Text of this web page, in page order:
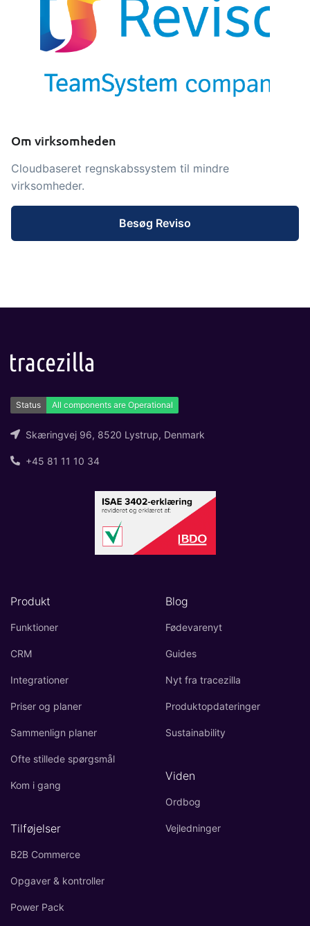
sælgerportal, leverandørportal eller
B2B webshop for dine kunder
Opgaver & kontroller
Få modtagekontrol, temperaturtjek og
kritiske kontrolpunkter integreret i din
Power Pack
Lav din egen opsætning af dokumenter
og labels, sidevisninger, dataudtræk,
Connect
og data med andre systemer og
Om virksomheden
Cloudbaseret regnskabssystem til mindre
virksomheder.
Besøg Reviso
Skæringvej 96, 8520 Lystrup, Denmark
+45 81 11 10 34
Produkt
Funktioner
CRM
Integrationer
Priser og planer
Sammenlign planer
Ofte stillede spørgsmål
Kom i gang
Tilføjelser
B2B Commerce
Opgaver & kontroller
Power Pack
Blog
Fødevarenyt
Guides
Nyt fra tracezilla
Produktopdateringer
Sustainability
Viden
Ordbog
Vejledninger